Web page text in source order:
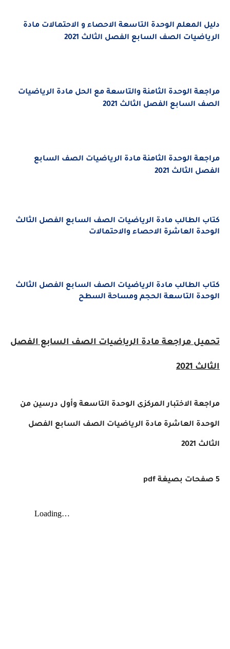
دليل المعلم الوحدة التاسعة الاحصاء و الاحتمالات مادة
الرياضيات الصف السابع الفصل الثالث 2021
مراجعة الوحدة الثامنة والتاسعة مع الحل مادة الرياضيات
الصف السابع الفصل الثالث 2021
مراجعة الوحدة الثامنة مادة الرياضيات الصف السابع
الفصل الثالث 2021
كتاب الطالب مادة الرياضيات الصف السابع الفصل الثالث
الوحدة العاشرة الاحصاء والاحتمالات
كتاب الطالب مادة الرياضيات الصف السابع الفصل الثالث
الوحدة التاسعة الحجم ومساحة السطح
تحميل مراجعة مادة الرياضيات الصف السابع الفصل
الثالث 2021
مراجعة الاختبار المركزى الوحدة التاسعة وأول درسين من
الوحدة العاشرة مادة الرياضيات الصف السابع الفصل
الثالث 2021
5 صفحات بصيغة pdf